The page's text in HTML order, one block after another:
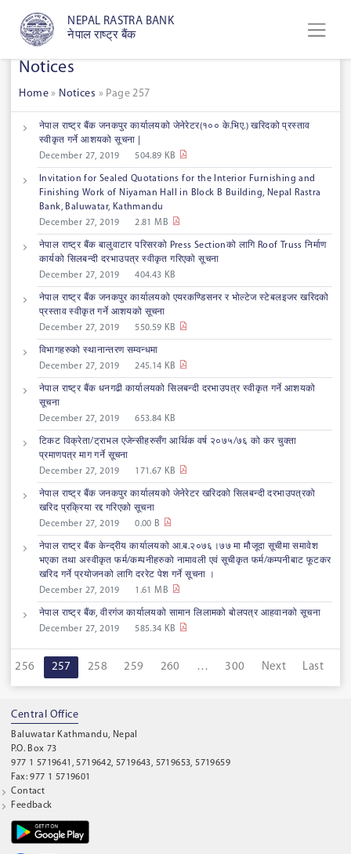
NEPAL RASTRA BANK
नेपाल राष्ट्र बैंक
Notices
Home » Notices » Page 257
नेपाल राष्ट्र बैंक जनकपुर कार्यालयको जेनेरेटर(१०० के.भिए.) खरिदको प्रस्ताव
स्वीकृत गर्ने आशयको सूचना |
December 27, 2019
504.89 KB
Invitation for Sealed Quotations for the Interior Furnishing and
Finishing Work of Niyaman Hall in Block B Building, Nepal Rastra
Bank, Baluwatar, Kathmandu
December 27, 2019
2.81 MB
नेपाल राष्ट्र बैंक बालुवाटार परिसरको Press Sectionको लागि Roof Truss निर्माण
कार्यको सिलबन्दी दरभाउपत्र स्वीकृत गरिएको सूचना
December 27, 2019
404.43 KB
नेपाल राष्ट्र बैंक जनकपुर कार्यालयको एयरकण्डिसनर र भोल्टेज स्टेबलइजर खरिदको
प्रस्ताव स्वीकृत गर्ने आशयको सूचना
December 27, 2019
550.59 KB
विभागहरुको स्थानान्तरण सम्वन्धमा
December 27, 2019
245.14 KB
नेपाल राष्ट्र बैंक धनगढी कार्यालयको सिलबन्दी दरभाउपत्र स्वीकृत गर्ने आशयको
सूचना
December 27, 2019
653.84 KB
टिकट विक्रेता/ट्राभल एजेन्सीहरुसँग आर्थिक वर्ष २०७५/७६ को कर चुक्ता
प्रमाणपत्र माग गर्ने सूचना
December 27, 2019
171.67 KB
नेपाल राष्ट्र बैंक जनकपुर कार्यालयको जेनेरेटर खरिदको सिलबन्दी दरभाउपत्रको
खरिद प्रक्रिया रद्द गरिएको सूचना
December 27, 2019
0.00 B
नेपाल राष्ट्र बैंक केन्द्रीय कार्यालयको आ.ब.२०७६।७७ मा मौजूदा सूचीमा समावेश
भएका तथा अस्वीकृत फर्म/कम्पनीहरुको नामावली एवं सूचीकृत फर्म/कम्पनीबाट फूटकर
खरिद गर्ने प्रयोजनको लागि दररेट पेश गर्ने सूचना ।
December 27, 2019
1.61 MB
नेपाल राष्ट्र बैंक, वीरगंज कार्यालयको सामान लिलामको बोलपत्र आहवानको सूचना
December 27, 2019
585.34 KB
256 257 258 259 260 … 300 Next Last
Central Office
Baluwatar Kathmandu, Nepal
P.O. Box 73
977 1 5719641, 5719642, 5719643, 5719653, 5719659
Fax: 977 1 5719601
Contact
Feedback